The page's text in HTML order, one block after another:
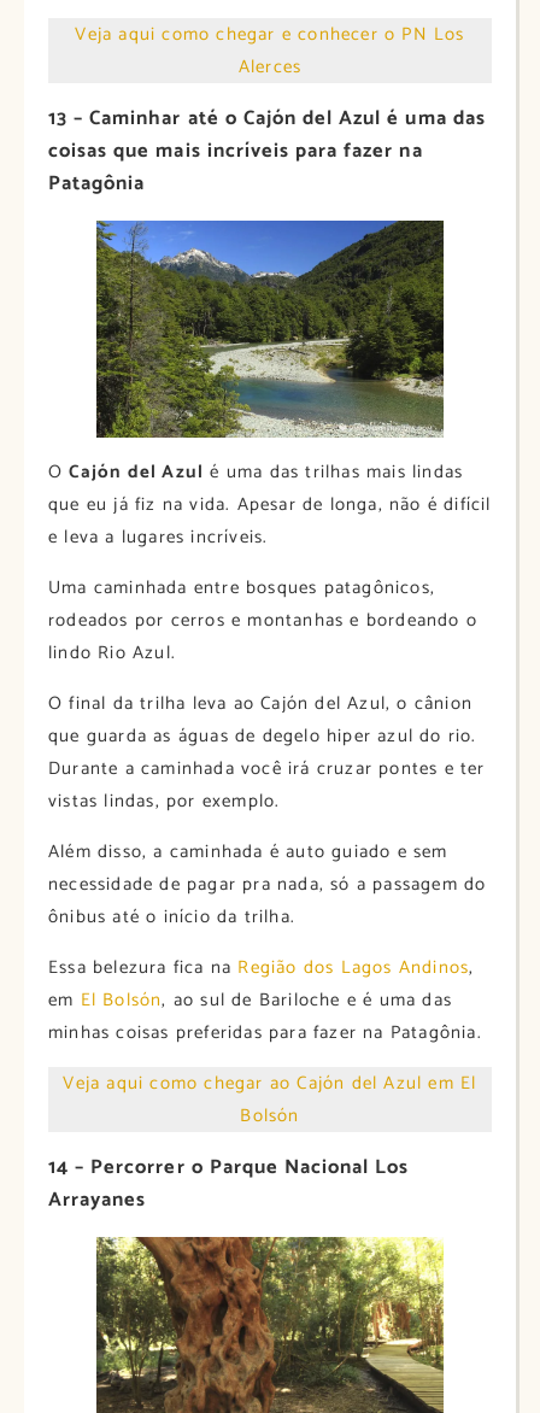
Veja aqui como chegar e conhecer o PN Los
Alerces
13 – Caminhar até o Cajón del Azul é uma das
coisas que mais incríveis para fazer na
Patagônia
OCajón del Azul é uma das trilhas mais lindas
que eu já fiz na vida. Apesar de longa, não é difícil
e leva a lugares incríveis.
Uma caminhada entre bosques patagônicos,
rodeados por cerros e montanhas e bordeando o
lindo Rio Azul.
O final da trilha leva ao Cajón del Azul, o cânion
que guarda as águas de degelo hiper azul do rio.
Durante a caminhada você irá cruzar pontes e ter
vistas lindas, por exemplo.
Além disso, a caminhada é auto guiado e sem
necessidade de pagar pra nada, só a passagem do
ônibus até o início da trilha.
Essa belezura fica na Região dos Lagos Andinos,
em El Bolsón, ao sul de Bariloche e é uma das
minhas coisas preferidas para fazer na Patagônia.
Veja aqui como chegar ao Cajón del Azul em El
Bolsón
14 – Percorrer o Parque Nacional Los
Arrayanes